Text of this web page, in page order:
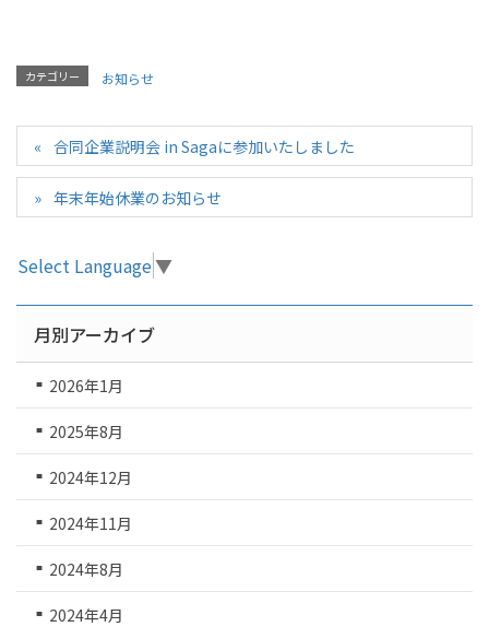
カテゴリー お知らせ
合同企業説明会 in Sagaに参加いたしました
年末年始休業のお知らせ
Select Language▼
月別アーカイブ
2026年1月
2025年8月
2024年12月
2024年11月
2024年8月
2024年4月